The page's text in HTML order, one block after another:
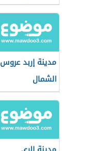
مدينة إربد عروس
الشمال